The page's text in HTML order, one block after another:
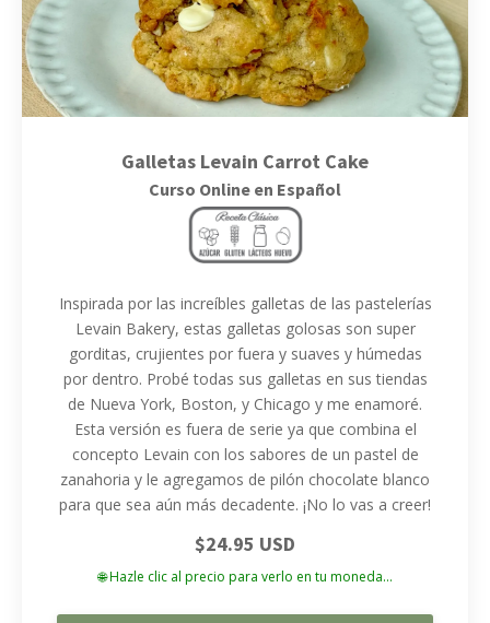
Galletas Levain Carrot Cake
Curso Online en Español
Inspirada por las increíbles galletas de las pastelerías
Levain Bakery, estas galletas golosas son super
gorditas, crujientes por fuera y suaves y húmedas
por dentro. Probé todas sus galletas en sus tiendas
de Nueva York, Boston, y Chicago y me enamoré.
Esta versión es fuera de serie ya que combina el
concepto Levain con los sabores de un pastel de
zanahoria y le agregamos de pilón chocolate blanco
para que sea aún más decadente. ¡No lo vas a creer!
$24.95 USD
🌐 Hazle clic al precio para verlo en tu moneda...